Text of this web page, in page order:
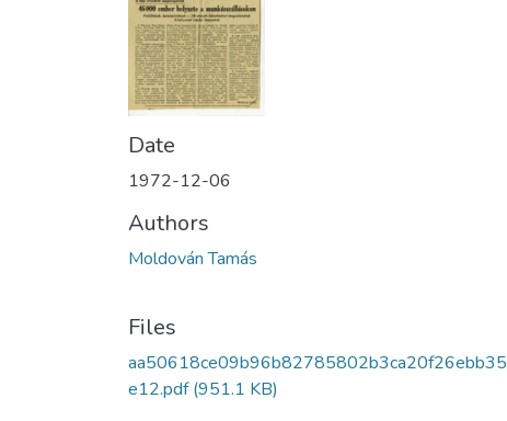
Date
1972-12-06
Authors
Moldován Tamás
Files
aa50618ce09b96b82785802b3ca20f26ebb35
e12.pdf(951.1 KB)